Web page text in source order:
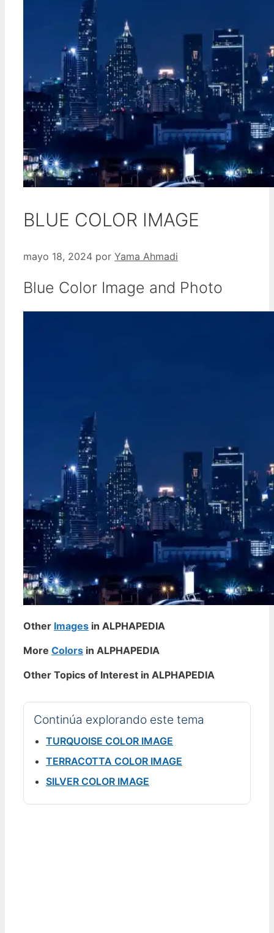
BLUE COLOR IMAGE
mayo 18, 2024 por Yama Ahmadi
Blue Color Image and Photo
Other Images in ALPHAPEDIA
More Colors in ALPHAPEDIA
Other Topics of Interest in ALPHAPEDIA
Continúa explorando este tema
TURQUOISE COLOR IMAGE
TERRACOTTA COLOR IMAGE
SILVER COLOR IMAGE